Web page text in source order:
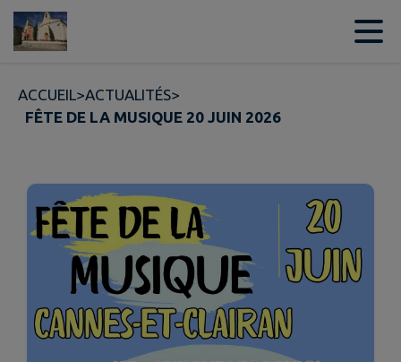
Contenu
ACCUEIL>ACTUALITÉS>
FÊTE DE LA MUSIQUE 20 JUIN 2026